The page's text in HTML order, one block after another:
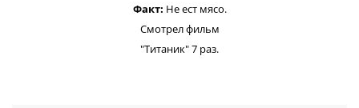
Факт: Не ест мясо.
Смотрел фильм
"Титаник" 7 раз.